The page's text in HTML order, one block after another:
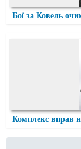
Бої за Ковель
Комплекс вправ